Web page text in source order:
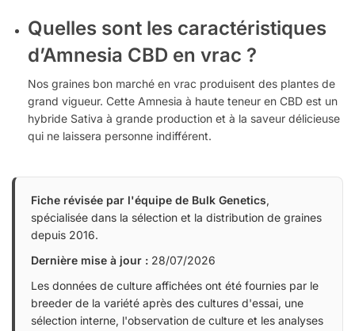
Quelles sont les caractéristiques
d’Amnesia CBD en vrac ?
Nos graines bon marché en vrac produisent des plantes de
grand vigueur. Cette Amnesia à haute teneur en CBD est un
hybride Sativa à grande production et à la saveur délicieuse
qui ne laissera personne indifférent.
Fiche révisée par l'équipe de Bulk Genetics,
spécialisée dans la sélection et la distribution de graines
depuis 2016.
Dernière mise à jour : 28/07/2026
Les données de culture affichées ont été fournies par le
breeder de la variété après des cultures d'essai, une
sélection interne, l'observation de culture et les analyses